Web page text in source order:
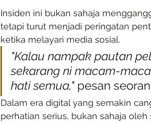
Insiden ini bukan sahaja
tetapi turut menjadi peringatan
ketika melayari media sosial.
"Kalau nampak pautan
sekarang ni macam-
hati semua," pesan
Dalam era digital yang semakin
perhatian serius, bukan sahaja